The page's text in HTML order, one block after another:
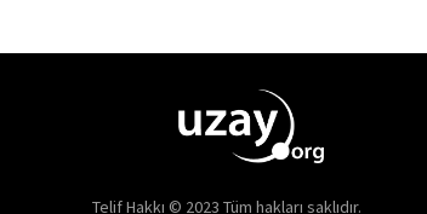
Telif Hakkı © 2023 Tüm hakları saklıdır.